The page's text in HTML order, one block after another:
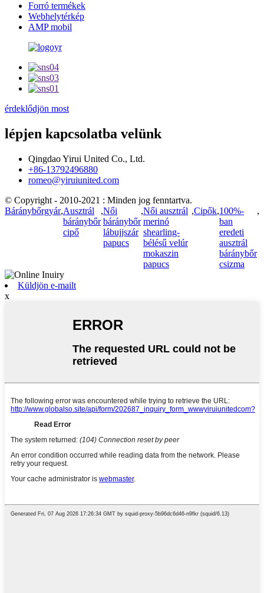
Forró termékek
Webhelytérkép
AMP mobil
érdeklődjön most
lépjen kapcsolatba velünk
Qingdao Yirui United Co., Ltd.
+86-13792496880
romeo@yiruiunited.com
© Copyright - 2010-2021 : Minden jog fenntartva.
Báránybőrgyár,Ausztrál
báránybőr
cipő
,Női
báránybőr
lábujjszár
papucs
,Női ausztrál
merinó
shearling-
bélésű velúr
mokaszin
papucs
,Cipők,100%-
ban
eredeti
ausztrál
báránybőr
csizma
,
Küldjön e-mailt
x